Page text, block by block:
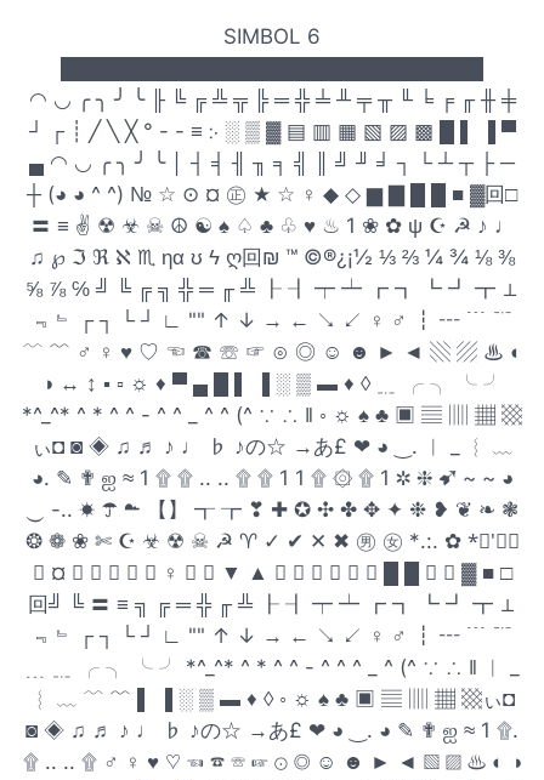
SIMBOL 6
◠ ◡ ╭ ╮ ╯ ╰ ╟ ╚ ╔ ╩ ╦ ╠ ═ ╬ ╧ ╨ ╤ ╥ ╙ ╘ ╒ ╓ ╫ ╪
┘ ┌ ┊ ╱ ╲ ╳ ° - - ≡ ჻ ░ ▒ ▓ ▤ ▥ ▦ ▧ ▨ ▩ █ ▌ ▐ ▀
▄ ◠ ◡ ╭ ╮ ╯ ╰ │ ┤ ╡ ╢ ╖ ╕ ╣ ║ ╝ ╜ ╛ ┐ └ ┴ ┬ ├ ─
┼ (◕ ◕ ^ ^) № ☆ ⊙ ¤ ㊣ ★ ☆ ♀ ◆ ◇ ▆ ▇ █ █ ■ ▓回□
〓 ≡ ✌ ☢ ☣ ☠ ☮ ☯ ♠ ♤ ♣ ♧ ♥ ♨ 1 ❀ ✿ ψ ☪ ☭ ♪ ♩
♫ ℘ ℑ ℜ ℵ ♏ ηα ʊ ϟ ღ回₪ ™ ©®¿¡½ ⅓ ⅔ ¼ ¾ ⅛ ⅜
⅝ ⅞ ℅ ╝ ╚ ╔ ╗ ╬ ═ ╓ ╩ ┠ ┨ ┯ ┷ ┏ ┓ ┗ ┛ ┳ ⊥
﹃﹄ ┌ ┐ └ ┘ ∟ "" ↑ ↓ → ← ↘ ↙ ♀ ♂ ┇ ┅ ﹉ ﹊
﹋ ﹌ ♂ ♀ ♥ ♡ ☜ ☎ ☏ ☞ ⊙ ◎ ☺ ☻ ► ◄ ▧ ▨ ♨ ◐
◑ ↔ ↕ ▪ ▫ ☼ ♦ ▀ ▄ █ ▌ ▐ ░ ▒ ▬ ♦ ◊ ﹎ ╭ ╮ ╰ ╯
*^_^* ^ * ^ ^ - ^ ^ _ ^ ^ (^ ∵ ∴ ‖ ◦ ☼ ♠ ♣ ▣ ▤ ▥ ▦ ▩
ぃ◘ ◙ ◈ ♫ ♬ ♪ ♩ ♭ ♪の☆ →あ£ ❤ ◕ ‿. ︱ _ ︴ ﹏
◕. ✎ ✟ ஐ ≈ 1 ۩ ۩ .. .. ۩ ۩ 1 1 ۩ ۞ ۩ 1 ✲ ❈ ➹ ~ ~ ◕
‿ -.. ☀ ☂ ☁ 【】 ┱ ┲ ❣ ✚ ✪ ✣ ✤ ✥ ✦ ❉ ❥ ❦ ❧ ❃
❂ ❁ ❀ ✄ ☪ ☣ ☢ ☠ ☭ ♈ ✓ ✔ ✕ ✖ ㊚ ㊛ *.:. ✿ *゚'゚・
⊙ ¤ ★ ☆ ㊣ ◆ ◇ ♀ ◣ ◢ ▼ ▲ △ ◥ ▽ ⊿ ◤ ◥ █ █ ▆ ▇ ▓ ■ □
回╝ ╚ 〓 ≡ ╗ ╔ ═ ╬ ╓ ╩ ┠ ┨ ┯ ┷ ┏ ┓ ┗ ┛ ┳ ⊥
﹃﹄ ┌ ┐ └ ┘ ∟ "" ↑ ↓ → ← ↘ ↙ ♀ ♂ ┇ ┅ ﹉ ﹊
﹍ ﹎ ╭ ╮ ╰ ╯ *^_^* ^ * ^ ^ - ^ ^ ^ _ ^ (^ ∵ ∴ ‖ ︱ _
︴ ﹏ ﹋ ﹌ ▌ ▐ ░ ▒ ▬ ♦ ◊ ◦ ☼ ♠ ♣ ▣ ▤ ▥ ▦ ▩ぃ◘
◙ ◈ ♫ ♬ ♪ ♩ ♭ ♪の☆ →あ£ ❤ ◕ ‿. ◕ ✎ ✟ ஐ ≈ 1 ۩.
۩ .. .. ۩ ♂ ♀ ♥ ♡ ☜ ☎ ☏ ☞ ⊙ ◎ ☺ ☻ ► ◄ ▧ ▨ ♨ ◐ ◑